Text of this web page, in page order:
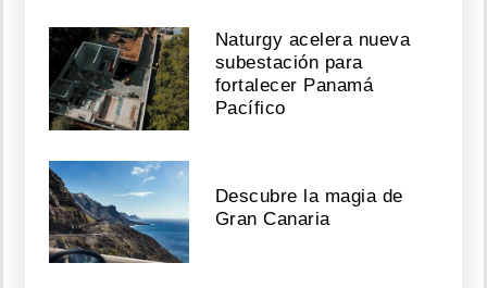
Ariana
Grande
anuncia
su
retiro
temporal
tras
críticas
por
Naturgy acelera nueva
subestación para
fortalecer Panamá
Pacífico
Descubre la magia de
Gran Canaria